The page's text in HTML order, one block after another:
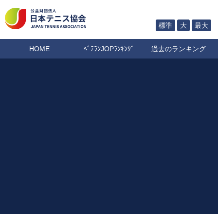
標準 大 最大
HOME ﾍﾞﾃﾗﾝJOPﾗﾝｷﾝｸﾞ 過去のランキング